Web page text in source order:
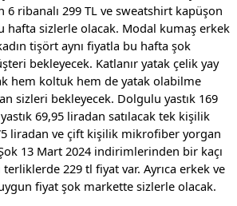
6 ribanalı 299 TL ve sweatshirt kapüşon
hafta sizlerle olacak. Modal kumaş erkek
tişört aynı fiyatla bu hafta şok
bekleyecek. Katlanır yatak çelik yay
hem koltuk hem de yatak olabilme
sizleri bekleyecek. Dolgulu yastık 169
69,95 liradan satılacak tek kişilik
liradan ve çift kişilik mikrofiber yorgan
13 Mart 2024 indirimlerinden bir kaçı
229 tl fiyat var. Ayrıca erkek ve
fiyat şok markette sizlerle olacak.